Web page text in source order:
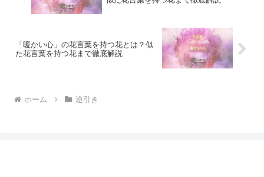
「暖かい心」の花言葉を持つ花とは？似
た花言葉を持つ花まで徹底解説
ホーム 逆引き